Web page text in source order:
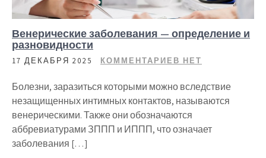
Венерические заболевания — определение и
разновидности
17 ДЕКАБРЯ 2025 КОММЕНТАРИЕВ НЕТ
Болезни, заразиться которыми можно вследствие
незащищенных интимных контактов, называются
венерическими. Также они обозначаются
аббревиатурами ЗППП и ИППП, что означает
заболевания […]